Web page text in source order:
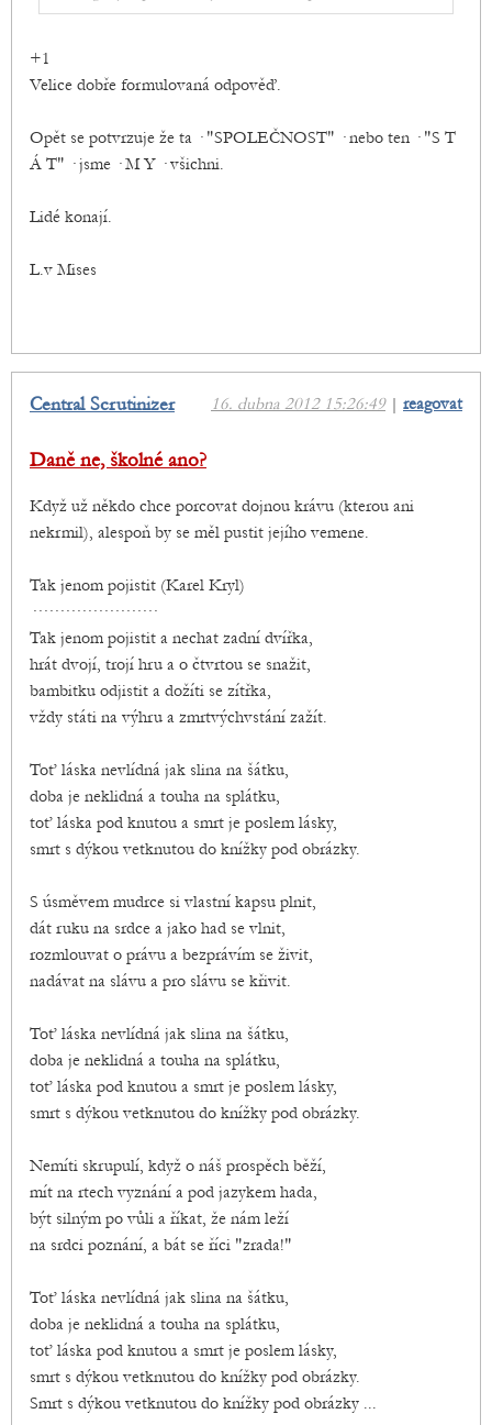
+1
Velice dobře formulovaná odpověď.
Opět se potvrzuje že ta · "SPOLEČNOST" · nebo ten · "S T
Á T" · jsme · M Y · všichni.
Lidé konají.
L.v Mises
16. dubna 2012 15:26:49| reagovat
Central Scrutinizer
Daně ne, školné ano?
Když už někdo chce porcovat dojnou krávu (kterou ani
nekrmil), alespoň by se měl pustit jejího vemene.
Tak jenom pojistit (Karel Kryl)
·······················
Tak jenom pojistit a nechat zadní dvířka,
hrát dvojí, trojí hru a o čtvrtou se snažit,
bambitku odjistit a dožíti se zítřka,
vždy státi na výhru a zmrtvýchvstání zažít.
Toť láska nevlídná jak slina na šátku,
doba je neklidná a touha na splátku,
toť láska pod knutou a smrt je poslem lásky,
smrt s dýkou vetknutou do knížky pod obrázky.
S úsměvem mudrce si vlastní kapsu plnit,
dát ruku na srdce a jako had se vlnit,
rozmlouvat o právu a bezprávím se živit,
nadávat na slávu a pro slávu se křivit.
Toť láska nevlídná jak slina na šátku,
doba je neklidná a touha na splátku,
toť láska pod knutou a smrt je poslem lásky,
smrt s dýkou vetknutou do knížky pod obrázky.
Nemíti skrupulí, když o náš prospěch běží,
mít na rtech vyznání a pod jazykem hada,
být silným po vůli a říkat, že nám leží
na srdci poznání, a bát se říci "zrada!"
Toť láska nevlídná jak slina na šátku,
doba je neklidná a touha na splátku,
toť láska pod knutou a smrt je poslem lásky,
smrt s dýkou vetknutou do knížky pod obrázky.
Smrt s dýkou vetknutou do knížky pod obrázky ...